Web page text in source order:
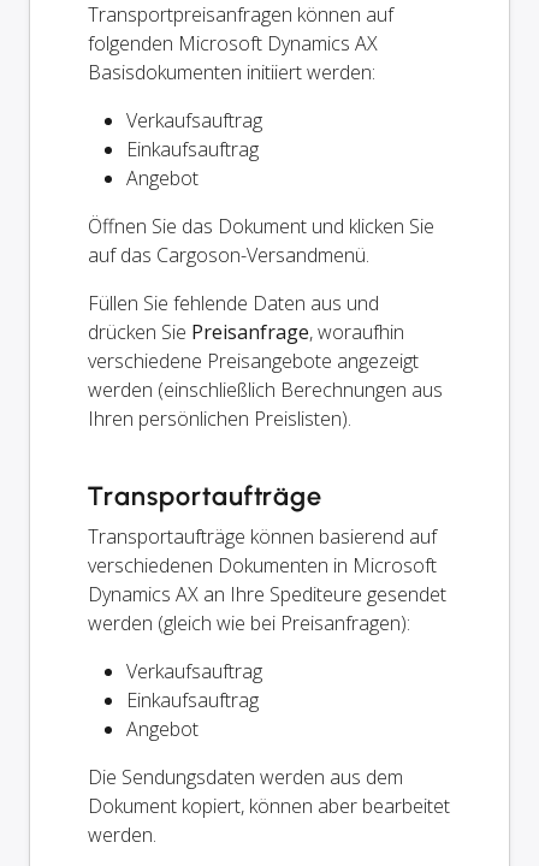
Transportpreisanfragen können auf
folgenden Microsoft Dynamics AX
Basisdokumenten initiiert werden:
Verkaufsauftrag
Einkaufsauftrag
Angebot
Öffnen Sie das Dokument und klicken Sie
auf das Cargoson-Versandmenü.
Füllen Sie fehlende Daten aus und
drücken Sie Preisanfrage, woraufhin
verschiedene Preisangebote angezeigt
werden (einschließlich Berechnungen aus
Ihren persönlichen Preislisten).
Transportaufträge
Transportaufträge können basierend auf
verschiedenen Dokumenten in Microsoft
Dynamics AX an Ihre Spediteure gesendet
werden (gleich wie bei Preisanfragen):
Verkaufsauftrag
Einkaufsauftrag
Angebot
Die Sendungsdaten werden aus dem
Dokument kopiert, können aber bearbeitet
werden.